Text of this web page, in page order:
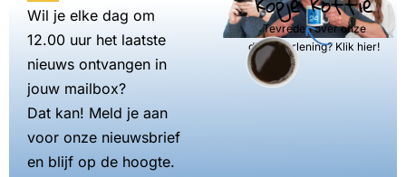
Wil je elke dag om
12.00 uur het laatste
nieuws ontvangen in
jouw mailbox?
Dat kan! Meld je aan
voor onze nieuwsbrief
en blijf op de hoogte.
Tevreden over onze
dienstverlening? Klik hier!